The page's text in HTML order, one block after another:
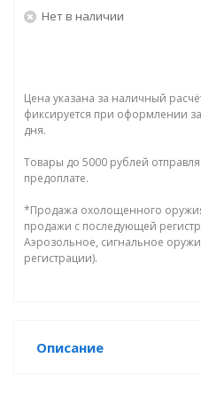
Нет в наличии
Цена указана за наличный
фиксируется при оформлении
дня.
Товары до 5000 рублей
предоплате.
*Продажа охолощенного
продажи с последующей
Аэрозольное, сигнальное
регистрации).
Описание